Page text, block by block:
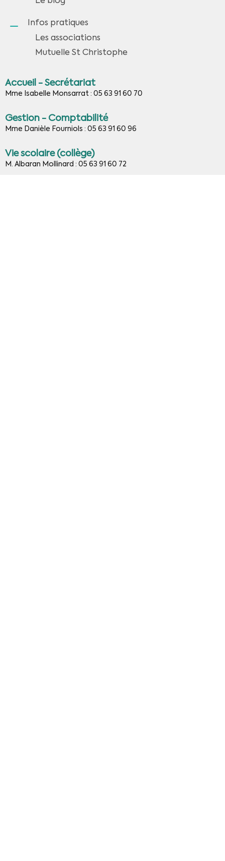
Infos pratiques
Les associations
Mutuelle St Christophe
Accueil - Secrétariat
Mme Isabelle Monsarrat : 05 63 91 60 70
Gestion - Comptabilité
Mme Danièle Fourniols : 05 63 91 60 96
Vie scolaire (collège)
M. Albaran Mollinard : 05 63 91 60 72